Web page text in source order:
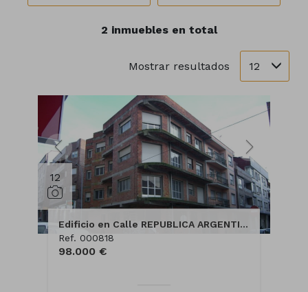
2 inmuebles en total
Mostrar resultados 12
12
Edificio en Calle REPUBLICA ARGENTINA
Ref. 000818
98.000 €